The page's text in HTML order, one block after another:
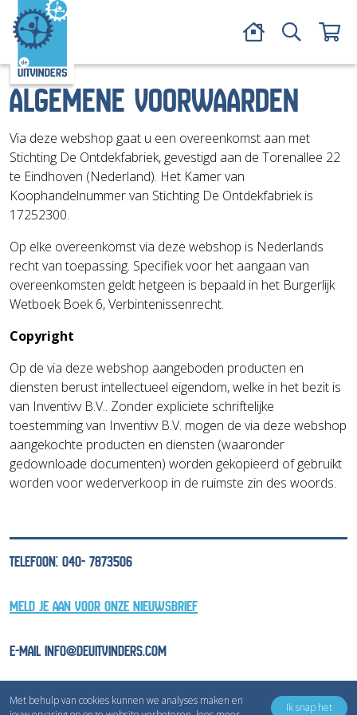
Met behulp van cookies kunnen we analyses maken en
Ik snap het
ALGEMENE VOORWAARDEN
Via deze webshop gaat u een overeenkomst aan met
Stichting De Ontdekfabriek, gevestigd aan de Torenallee 22
te Eindhoven (Nederland). Het Kamer van
Koophandelnummer van Stichting De Ontdekfabriek is
17252300.
Op elke overeenkomst via deze webshop is Nederlands
recht van toepassing. Specifiek voor het aangaan van
overeenkomsten geldt hetgeen is bepaald in het Burgerlijk
Wetboek Boek 6, Verbintenissenrecht.
Copyright
Op de via deze webshop aangeboden producten en
diensten berust intellectueel eigendom, welke in het bezit is
van Inventivv B.V.. Zonder expliciete schriftelijke
toestemming van Inventivv B.V. mogen de via deze webshop
aangekochte producten en diensten (waaronder
gedownloade documenten) worden gekopieerd of gebruikt
worden voor wederverkoop in de ruimste zin des woords.
TELEFOON: 040- 7873506
MELD JE AAN VOOR ONZE NIEUWSBRIEF
E-MAIL INFO@DEUITVINDERS.COM